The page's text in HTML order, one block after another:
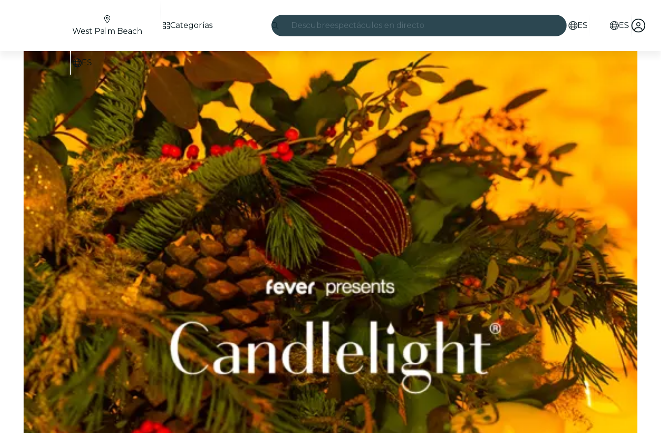
Descubreespectáculos en directo
candlelight
Londres
experiencias y ciudades
São Paulo
exposiciones
Seúl
recorridos por la ciudad
conciertos
restaurantes
cine
ES ES
West Palm Beach
ES
Categorías